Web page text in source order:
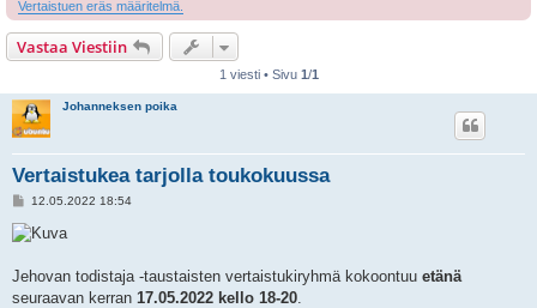
Vertaistuen eräs määritelmä.
Vastaa Viestiin
1 viesti • Sivu 1/1
Johanneksen poika
Vertaistukea tarjolla toukokuussa
V
e
s
i
12.05.2022 18:54
Jehovan todistaja -taustaisten vertaistukiryhmä kokoontuu etänä
seuraavan kerran 17.05.2022 kello 18-20